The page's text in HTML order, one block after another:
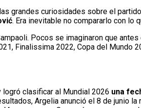
grandes curiosidades sobre el
. Era inevitable no compararlo con lo
Pocos se imaginaron que
Finalissima 2022, Copa del Mundo
clasificar al Mundial 2026 una
Argelia anunció el 8 de junio